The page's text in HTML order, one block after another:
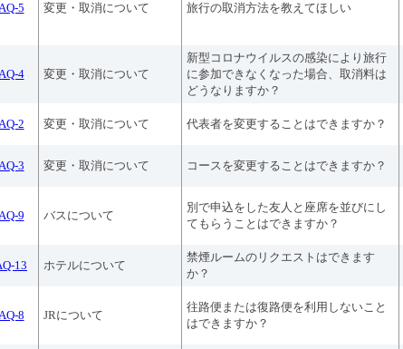
5 変更・取消について 旅行の取消方法を教えてほしい
4 変更・取消について
新型コロナウイルスの感染により旅行
に参加できなくなった場合、取消料は
どうなりますか？
2 変更・取消について 代表者を変更することはできますか？
3 変更・取消について コースを変更することはできますか？
9 バスについて
別で申込をした友人と座席を並びにし
てもらうことはできますか？
13 ホテルについて
禁煙ルームのリクエストはできます
か？
8 JRについて
往路便または復路便を利用しないこと
はできますか？